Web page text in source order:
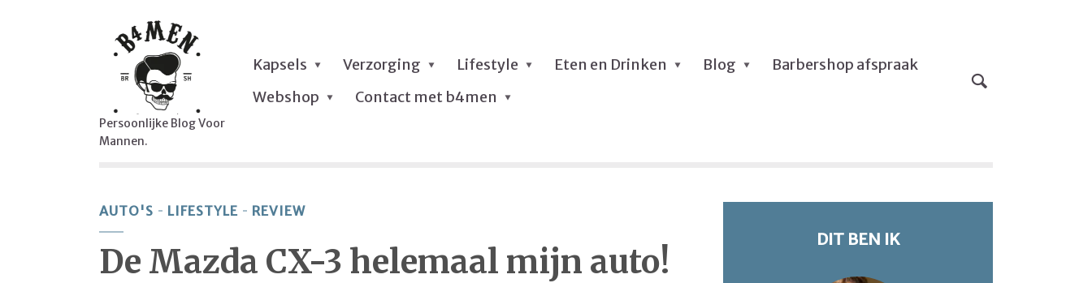
Persoonlijke Blog Voor
Mannen.
Kapsels Verzorging Lifestyle Eten en Drinken Blog
Barbershop afspraak
Webshop
Contact met b4men
AUTO'S LIFESTYLE REVIEW
De Mazda CX-3 helemaal mijn auto!
DIT BEN IK